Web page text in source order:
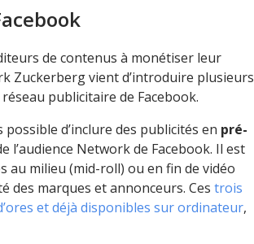
de contenus à monétiser leur
Zuckerberg vient d’introduire plusieurs
publicitaire de Facebook.
d’inclure des publicités en pré-
l’audience Network de Facebook. Il est
au milieu (mid-roll) ou en fin de vidéo
des marques et annonceurs. Ces trois
et déjà disponibles sur ordinateur,